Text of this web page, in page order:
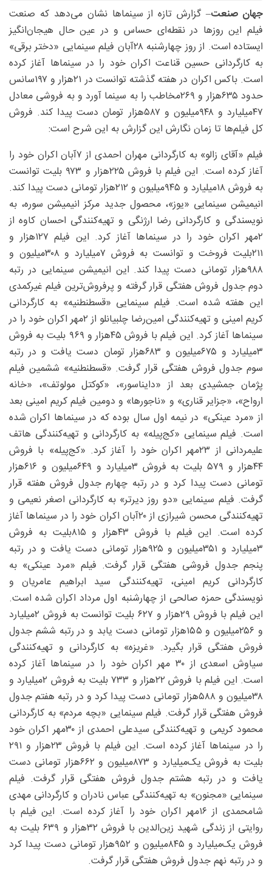
جهان صنعت– گزارش تازه از سینماها نشان می‌دهد که صنعت
فیلم این روزها در نقطه‌ای حساس و در عین حال هیجان‌انگیز
ایستاده است. از روز چهارشنبه ۲۸آبان فیلم سینمایی «دختر برقی»
به کارگردانی حسین قناعت اکران خود را در سینماها آغاز کرده‌
است. باکس اکران در هفته گذشته توانست در ۲۱‌هزار و ۱۹۷سانس
حدود ۶۳۵‌هزار و ۲۶۹مخاطب را به سینما آورد و به فروشی معادل
۴۷‌میلیارد و ۹۴۸‌میلیون و ۵۸۷‌هزار تومان دست پیدا کند. فروش
کل فیلم‌ها تا زمان نگارش این گزارش به این شرح است:
فیلم «آقای زالو» به کارگردانی مهران احمدی از ۷آبان اکران خود را
آغاز کرده است. این فیلم با فروش ۲۲۵‌هزار و ۹۷۳ بلیت توانست
به فروش ۱۸‌میلیارد و ۹۴۵‌میلیون و ۲۱۲‌هزار تومانی دست پیدا کند.
انیمیشن سینمایی «یوز»، محصول جدید مرکز انیمیشن سوره، به
نویسندگی و کارگردانی رضا ارژنگی و تهیه‌کنندگی احسان کاوه از
۲مهر اکران خود را در سینماها آغاز کرد. این فیلم ۱۲۷‌هزار و
۲۱۱بلیت فروخت و توانست به فروش ۷‌میلیارد و ۳۰۸‌میلیون و
۹۸۸‌هزار تومانی دست پیدا کند. این انیمیشن سینمایی در رتبه
دوم جدول فروش هفتگی قرار گرفته و پرفروش‌ترین فیلم غیرکمدی
این هفته شده است. فیلم سینمایی «قسطنطنیه» به کارگردانی
کریم امینی و تهیه‌کنندگی امین‌رضا چلبیانلو از ۲مهر اکران خود را در
سینماها آغاز کرد. این فیلم با فروش ۴۵‌هزار و ۹۶۹ بلیت به فروش
۳‌میلیارد و ۶۷۵‌میلیون و ۶۸۳‌هزار تومان دست یافت و در رتبه
سوم جدول فروش هفتگی قرار گرفت. «قسطنطنیه» ششمین فیلم
پژمان جمشیدی بعد از «دایناسور»، «کوکتل مولوتف»، «خانه
ارواح»، «جزایر قناری» و «ناجورها» و دومین فیلم کریم امینی بعد
از «مرد عینکی» در نیمه اول سال بوده که در سینماها اکران شده
است. فیلم سینمایی «کج‌پیله» به کارگردانی و تهیه‌کنندگی ‌هاتف
علیمردانی از ۲۳مهر اکران خود را آغاز کرد. «کج‌پیله» با فروش
۴۴‌هزار و ۵۷۹ بلیت به فروش ۳‌میلیارد و ۶۴۹‌میلیون و ۶۱۶‌هزار
تومانی دست پیدا کرد و در رتبه چهارم جدول فروش هفته قرار
گرفت. فیلم سینمایی «دو روز دیرتر» به کارگردانی اصغر نعیمی و
تهیه‌کنندگی محسن شیرازی از ۲۰آبان اکران خود را در سینماها آغاز
کرده است. این فیلم با فروش ۴۳‌هزار و ۸۱۵بلیت به فروش
۳‌میلیارد و ۳۵۱‌میلیون و ۹۲۵‌هزار تومانی دست یافت و در رتبه
پنجم جدول فروشی هفتگی قرار گرفت. فیلم «مرد عینکی» به
کارگردانی کریم امینی، تهیه‌کنندگی سید ابراهیم عامریان و
نویسندگی حمزه صالحی از چهارشنبه اول مرداد اکران شده است.
این فیلم با فروش ۲۹‌هزار و ۶۲۷ بلیت توانست به فروش ۲‌میلیارد
و ۲۵۶‌میلیون و ۱۵۵‌هزار تومانی دست یابد و در رتبه ششم جدول
فروش هفتگی قرار بگیرد. «غریزه» به کارگردانی و تهیه‌کنندگی
سیاوش اسعدی از ۳۰ مهر اکران خود را در سینماها آغاز کرده
است. این فیلم با فروش ۲۲‌هزار و ۷۳۳ بلیت به فروش ۲‌میلیارد و
۳۸‌میلیون و ۵۸۸‌هزار تومانی دست پیدا کرد و در رتبه هفتم جدول
فروش هفتگی قرار گرفت. فیلم سینمایی «بچه مردم» به کارگردانی
محمود کریمی و تهیه‌کنندگی سیدعلی احمدی از ۳۰مهر اکران خود
را در سینماها آغاز کرده است. این فیلم با فروش ۲۳‌هزار و ۲۹۱
بلیت به فروش یک‌میلیارد و ۸۷۳‌میلیون و ۶۶۲‌هزار تومانی دست
یافت و در رتبه هشتم جدول فروش هفتگی قرار گرفت. فیلم
سینمایی «مجنون» به تهیه‌کنندگی عباس نادران و کارگردانی مهدی
شامحمدی از ۱۶مهر اکران خود را آغاز کرده است. این فیلم با
روایتی از زندگی شهید زین‌الدین با فروش ۳۲‌هزار و ۶۳۹ بلیت به
فروش یک‌میلیارد و ۸۴۵‌میلیون و ۹۵۲‌هزار تومانی دست پیدا کرد
و در رتبه نهم جدول فروش هفتگی قرار گرفت.